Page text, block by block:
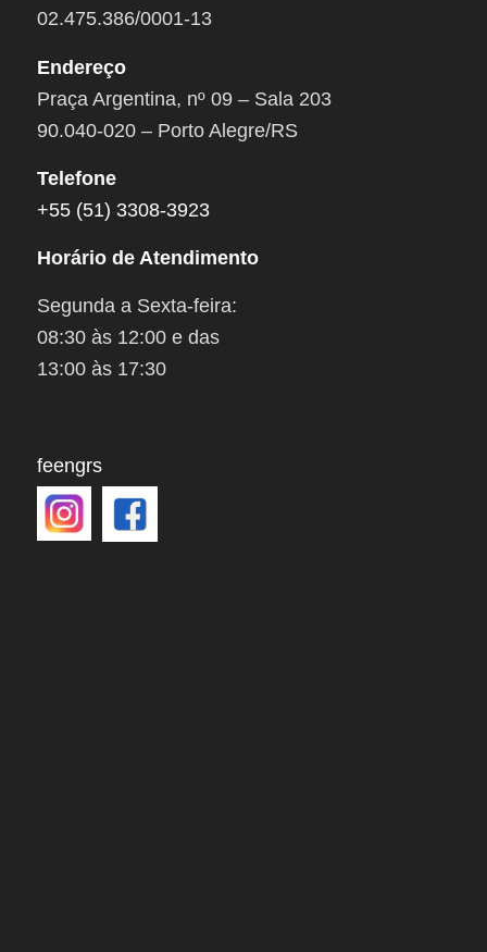
02.475.386/0001-13
Endereço
Praça Argentina, nº 09 – Sala 203
90.040-020 – Porto Alegre/RS
Telefone
+55 (51) 3308-3923
Horário de Atendimento
Segunda a Sexta-feira:
08:30 às 12:00 e das
13:00 às 17:30
feengrs